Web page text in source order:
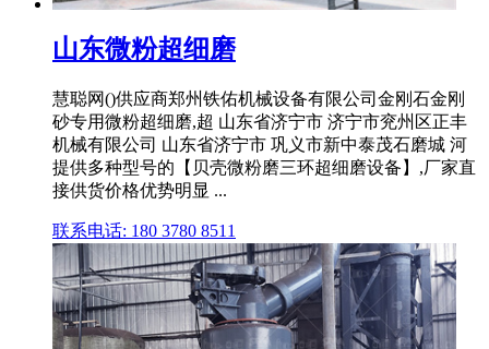
山东微粉超细磨
慧聪网()供应商郑州铁佑机械设备有限公司金刚石金刚
砂专用微粉超细磨,超 山东省济宁市 济宁市兖州区正丰
机械有限公司 山东省济宁市 巩义市新中泰茂石磨城 河
提供多种型号的【贝壳微粉磨三环超细磨设备】,厂家直
接供货价格优势明显 ...
联系电话: 180 3780 8511